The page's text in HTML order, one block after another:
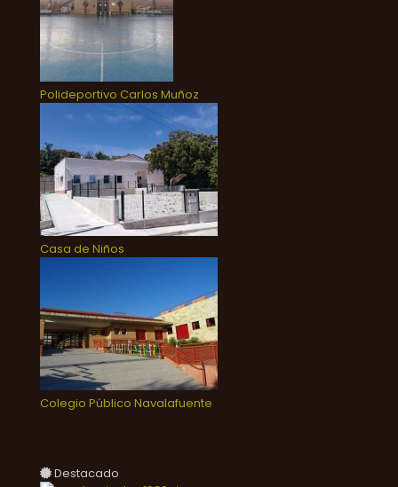
Polideportivo Carlos Muñoz
Casa de Niños
Colegio Público Navalafuente
Destacado